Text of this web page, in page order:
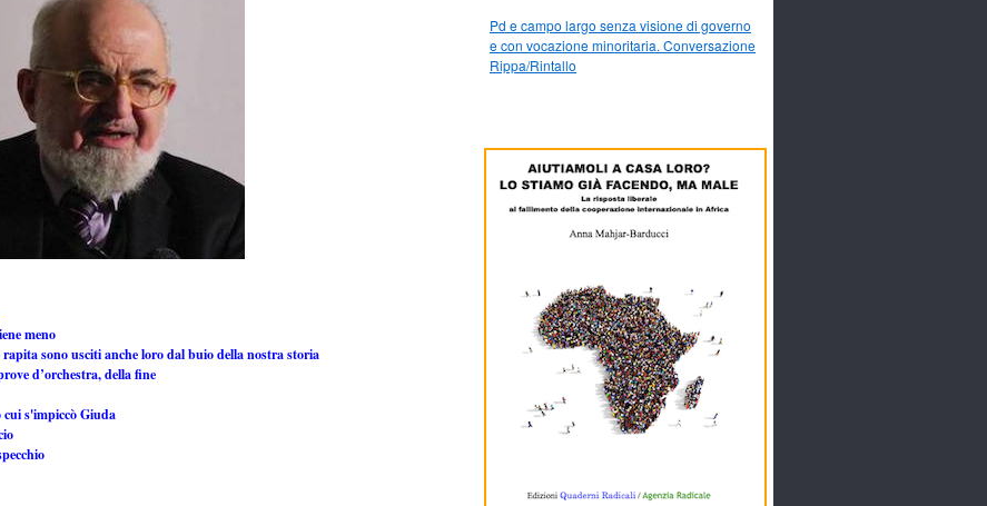
meno
sono usciti anche loro dal buio della nostra storia
d’orchestra, della fine
s'impiccò Giuda
Pd e campo largo senza visione di governo
e con vocazione minoritaria. Conversazione
Rippa/Rintallo